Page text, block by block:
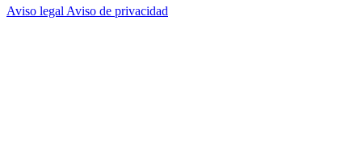
Aviso legal Aviso de privacidad